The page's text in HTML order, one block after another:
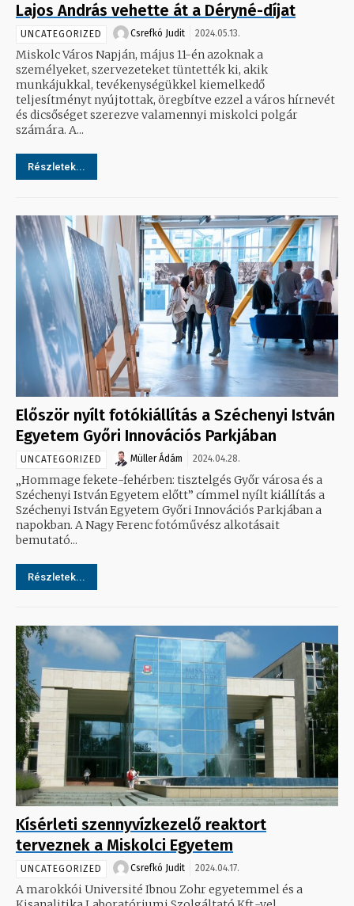
Lajos András vehette át a Déryné-díjat
UNCATEGORIZED Csrefkó Judit 2024.05.13.
Miskolc Város Napján, május 11-én azoknak a
személyeket, szervezeteket tüntették ki, akik
munkájukkal, tevékenységükkel kiemelkedő
teljesítményt nyújtottak, öregbítve ezzel a város hírnevét
és dicsőséget szerezve valamennyi miskolci polgár
számára. A...
Részletek...
Először nyílt fotókiállítás a Széchenyi István
Egyetem Győri Innovációs Parkjában
UNCATEGORIZED Müller Ádám 2024.04.28.
„Hommage fekete-fehérben: tisztelgés Győr városa és a
Széchenyi István Egyetem előtt” címmel nyílt kiállítás a
Széchenyi István Egyetem Győri Innovációs Parkjában a
napokban. A Nagy Ferenc fotóművész alkotásait
bemutató...
Részletek...
Kísérleti szennyvízkezelő reaktort
terveznek a Miskolci Egyetem
UNCATEGORIZED Csrefkó Judit 2024.04.17.
A marokkói Université Ibnou Zohr egyetemmel és a